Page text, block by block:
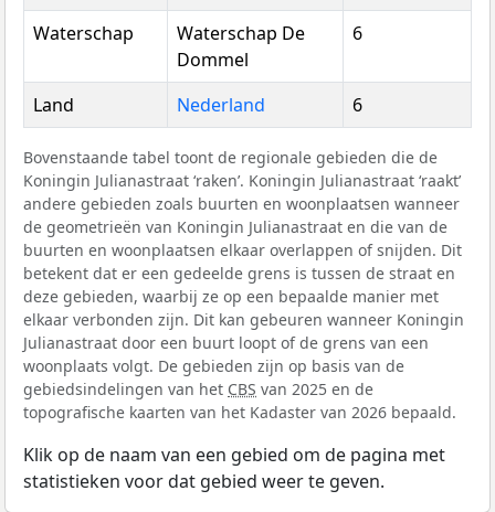
Waterschap
Waterschap De
Dommel
6
Land Nederland 6
Bovenstaande tabel toont de regionale gebieden die de
Koningin Julianastraat ‘raken’. Koningin Julianastraat ‘raakt’
andere gebieden zoals buurten en woonplaatsen wanneer
de geometrieën van Koningin Julianastraat en die van de
buurten en woonplaatsen elkaar overlappen of snijden. Dit
betekent dat er een gedeelde grens is tussen de straat en
deze gebieden, waarbij ze op een bepaalde manier met
elkaar verbonden zijn. Dit kan gebeuren wanneer Koningin
Julianastraat door een buurt loopt of de grens van een
woonplaats volgt. De gebieden zijn op basis van de
gebiedsindelingen van het CBS van 2025 en de
topografische kaarten van het Kadaster van 2026 bepaald.
Klik op de naam van een gebied om de pagina met
statistieken voor dat gebied weer te geven.